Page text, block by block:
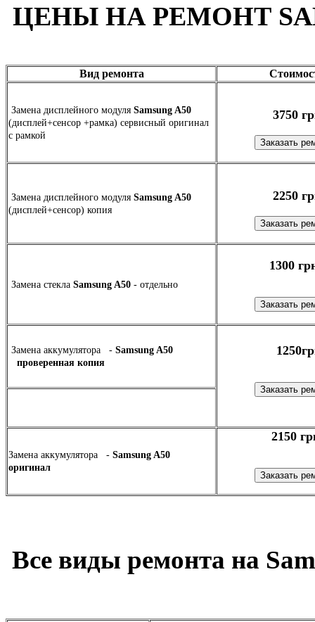
ЦЕНЫ НА РЕМОНТ
Вид ремонта
Замена дисплейного модуля Samsung A50
(дисплей+сенсор +рамка) сервисный оригинал
c рамкой
3750
Замена дисплейного модуля Samsung A50
(дисплей+сенсор) копия
2250
Замена стекла Samsung A50 - отдельно
1300
Замена аккумулятора - Samsung A50
проверенная копия
Замена аккумулятора - Samsung A50
оригинал
2150
Все виды ремонта на